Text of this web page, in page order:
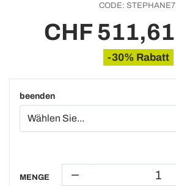
CODE: STEPHANE7
CHF 511,61
-30% Rabatt
beenden
MENGE